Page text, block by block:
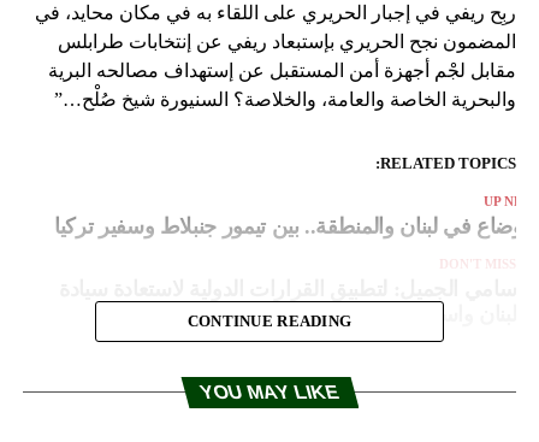
ربِح ريفي في إجبار الحريري على اللقاء به في مكان محايد، في
المضمون نجح الحريري بإستبعاد ريفي عن إنتخابات طرابلس
مقابل لجْم أجهزة أمن المستقبل عن إستهداف مصالحه البرية
والبحرية الخاصة والعامة، والخلاصة؟ السنيورة شيخ صُلْح…”
RELATED TOPICS:
UP
في لبنان والمنطقة.. بين تيمور جنبلاط وسفير تركيا
DON'T MISS
CONTINUE READING
YOU MAY LIKE